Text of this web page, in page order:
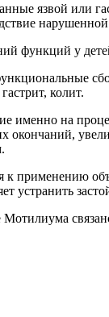
язвой или
функций у
колит.
именно на
окончаний,
к применению
устранить
Мотилиума